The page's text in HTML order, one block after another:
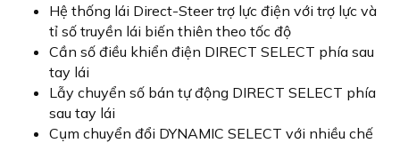
Hệ thống lái Direct-Steer trợ lực điện với trợ lực và
tỉ số truyền lái biến thiên theo tốc độ
Cần số điều khiển điện DIRECT SELECT phía sau
tay lái
Lẫy chuyển số bán tự động DIRECT SELECT phía
sau tay lái
Cụm chuyển đổi DYNAMIC SELECT với nhiều chế